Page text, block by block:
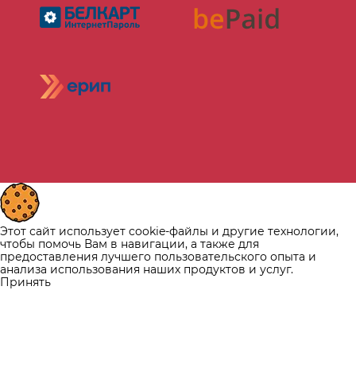
Этот сайт использует cookie-файлы и другие технологии,
чтобы помочь Вам в навигации, а также для
предоставления лучшего пользовательского опыта и
анализа использования наших продуктов и услуг.
Принять